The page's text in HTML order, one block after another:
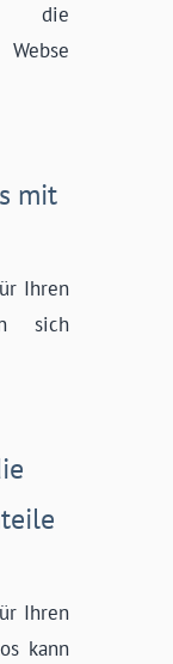
mit
Ihren
sich
Ihren
kann